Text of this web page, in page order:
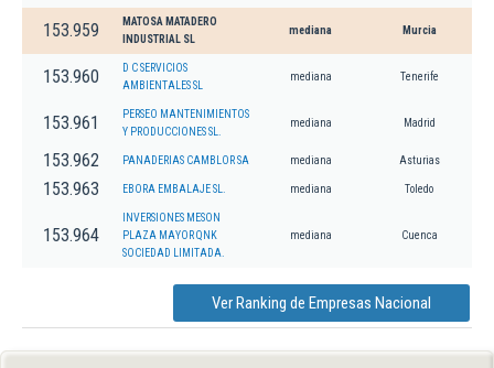
153.959
MATOSA MATADERO
INDUSTRIAL SL
mediana Murcia
153.960
D C SERVICIOS
AMBIENTALES SL
mediana Tenerife
153.961
PERSEO MANTENIMIENTOS
Y PRODUCCIONES SL.
mediana Madrid
153.962 PANADERIAS CAMBLOR SA mediana Asturias
153.963 EBORA EMBALAJE SL. mediana Toledo
153.964
INVERSIONES MESON
PLAZA MAYOR QNK
SOCIEDAD LIMITADA.
mediana Cuenca
Ver Ranking de Empresas Nacional